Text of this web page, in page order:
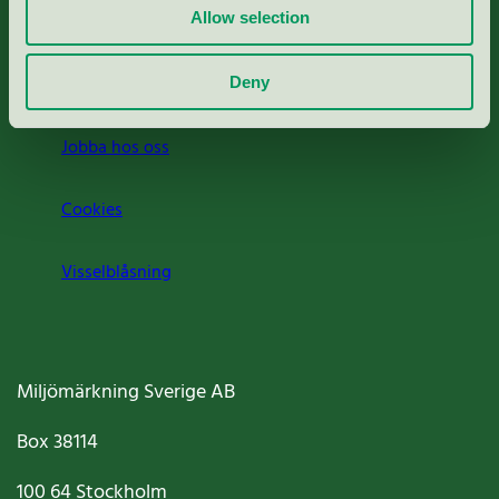
Allow selection
Deny
Jobba hos oss
Cookies
Visselblåsning
Miljömärkning Sverige AB
Box38114